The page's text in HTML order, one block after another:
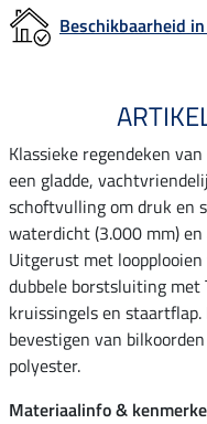
Beschikbaarheid in
Klassieke regendeken
een gladde,
schoftvulling om druk en
waterdicht (3.000 mm)
Uitgerust met
dubbele borstsluiting
kruissingels en
bevestigen van
polyester.
Materiaalinfo &